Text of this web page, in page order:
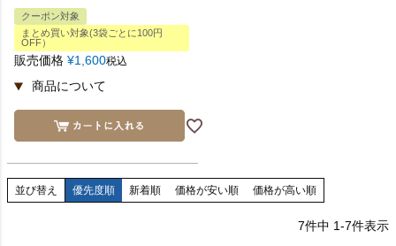
クーポン対象
まとめ買い対象(3袋ごとに100円
OFF）
販売価格 ¥1,600税込
並び替え 優先度順 新着順 価格が安い順 価格が高い順
7件中 1-7件表示